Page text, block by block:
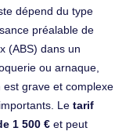
dépend du type
préalable de
(ABS) dans un
ou arnaque,
est grave et complexe
Le tarif
1 500 € et peut